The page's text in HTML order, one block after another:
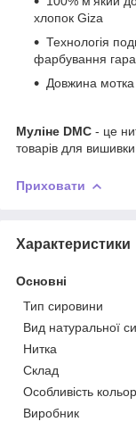
хлопок Giza
Технологія
фарбування
Довжина мотка
Муліне DMC - це
товарів для
Приховати
Характеристики
Основні
Тип сировини
Вид натуральної
Нитка
Склад
Особливість
Виробник